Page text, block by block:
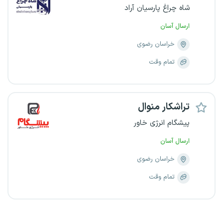
شاه چراغ پارسیان آراد
ارسال آسان
خراسان رضوی
تمام وقت
تراشکار منوال
پیشگام انرژی خاور
ارسال آسان
خراسان رضوی
تمام وقت